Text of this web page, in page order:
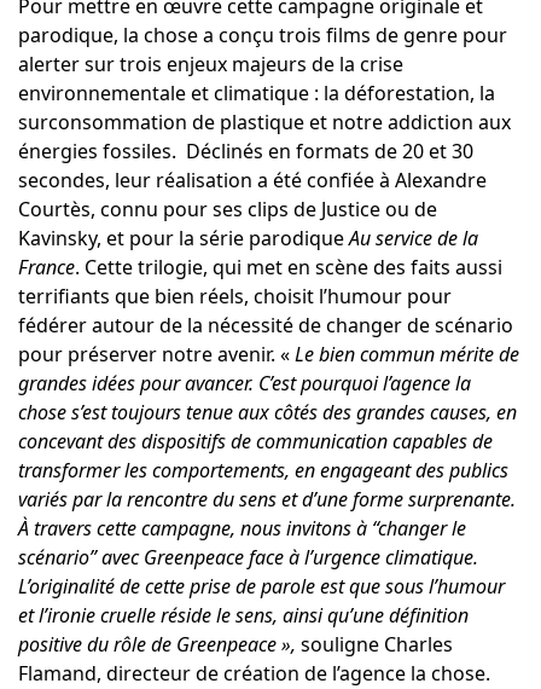
Pour mettre en œuvre cette campagne originale et
parodique, la chose a conçu trois films de genre pour
alerter sur trois enjeux majeurs de la crise
environnementale et climatique : la déforestation, la
surconsommation de plastique et notre addiction aux
énergies fossiles. Déclinés en formats de 20 et 30
secondes, leur réalisation a été confiée à Alexandre
Courtès, connu pour ses clips de Justice ou de
Kavinsky, et pour la série parodiqueAu service de la
France. Cette trilogie, qui met en scène des faits aussi
terrifiants que bien réels, choisit l’humour pour
fédérer autour de la nécessité de changer de scénario
pour préserver notre avenir. «Le bien commun mérite de
grandes idées pour avancer. C’est pourquoi l’agence la
chose s’est toujours tenue aux côtés des grandes causes, en
concevant des dispositifs de communication capables de
transformer les comportements, en engageant des publics
variés par la rencontre du sens et d’une forme surprenante.
À travers cette campagne, nous invitons à “changer le
scénario” avec Greenpeace face à l’urgence climatique.
L’originalité de cette prise de parole est que sous l’humour
et l’ironie cruelle réside le sens, ainsi qu’une définition
positive du rôle de Greenpeace», souligne Charles
Flamand, directeur de création de l’agence la chose.